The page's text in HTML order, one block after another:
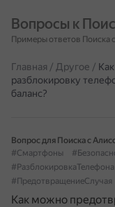
Вопросы к
Примеры ответов Поиска
Главная / Другое /
разблокировку
баланс?
Вопрос для Поиска с
#Смартфоны
#РазблокировкаТелефона
#ПредотвращениеСлучая
Как можно